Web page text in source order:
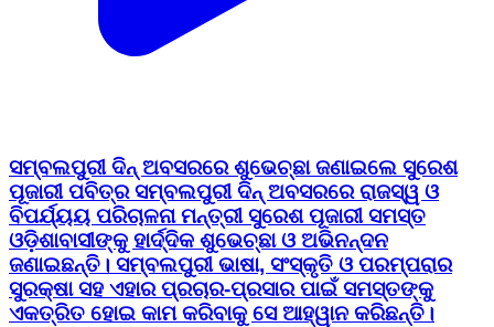
ସମ୍ବଲପୁରୀ ଦିନ୍ ଅବସରରେ ଶୁଭେଚ୍ଛା ଜଣାଇଲେ ସୁରେଶ
ପୂଜାରୀ ପବିତ୍ର ସମ୍ବଲପୁରୀ ଦିନ୍ ଅବସରରେ ରାଜସ୍ୱ ଓ
ବିପର୍ଯ୍ୟୟ ପରିଚାଳନା ମନ୍ତ୍ରୀ ସୁରେଶ ପୂଜାରୀ ସମସ୍ତ
ଓଡ଼ିଶାବାସୀଙ୍କୁ ହାର୍ଦ୍ଦିକ ଶୁଭେଚ୍ଛା ଓ ଅଭିନନ୍ଦନ
ଜଣାଇଛନ୍ତି। ସମ୍ବଲପୁରୀ ଭାଷା, ସଂସ୍କୃତି ଓ ପରମ୍ପରାର
ସୁରକ୍ଷା ସହ ଏହାର ପ୍ରଚାର-ପ୍ରସାର ପାଇଁ ସମସ୍ତଙ୍କୁ
ଏକତ୍ରିତ ହୋଇ କାମ କରିବାକୁ ସେ ଆହ୍ୱାନ କରିଛନ୍ତି।